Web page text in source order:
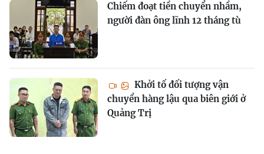
Chiếm đoạt tiền chuyển nhầm,
người đàn ông lĩnh 12 tháng tù
Khởi tố đối tượng vận
chuyển hàng lậu qua biên giới ở
Quảng Trị